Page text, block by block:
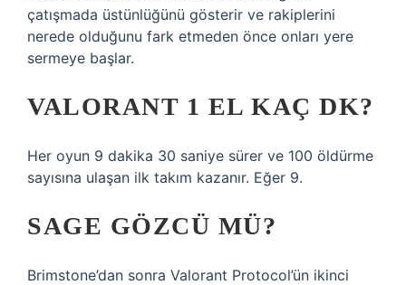
çatışmada üstünlüğünü gösterir ve rakiplerini
nerede olduğunu fark etmeden önce onları yere
sermeye başlar.
VALORANT 1 EL KAÇ DK?
Her oyun 9 dakika 30 saniye sürer ve 100 öldürme
sayısına ulaşan ilk takım kazanır. Eğer 9.
SAGE GÖZCÜ MÜ?
Brimstone’dan sonra Valorant Protocol’ün ikinci